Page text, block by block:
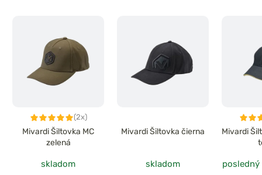
(2x)
Mivardi Šiltovka MC
zelená
skladom
Mivardi Šiltovka čierna
skladom
Mivardi